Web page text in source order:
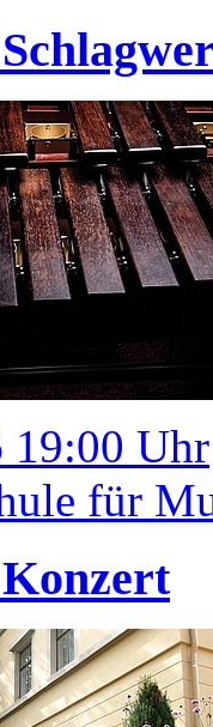
19:00 Uhr
für